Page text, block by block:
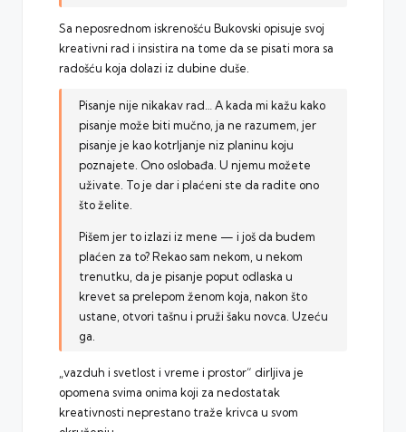
Sa neposrednom iskrenošću Bukovski opisuje svoj
kreativni rad i insistira na tome da se pisati mora sa
radošću koja dolazi iz dubine duše.
Pisanje nije nikakav rad… A kada mi kažu kako
pisanje može biti mučno, ja ne razumem, jer
pisanje je kao kotrljanje niz planinu koju
poznajete. Ono oslobađa. U njemu možete
uživate. To je dar i plaćeni ste da radite ono
što želite.
Pišem jer to izlazi iz mene — i još da budem
plaćen za to? Rekao sam nekom, u nekom
trenutku, da je pisanje poput odlaska u
krevet sa prelepom ženom koja, nakon što
ustane, otvori tašnu i pruži šaku novca. Uzeću
ga.
„vazduh i svetlost i vreme i prostor“ dirljiva je
opomena svima onima koji za nedostatak
kreativnosti neprestano traže krivca u svom